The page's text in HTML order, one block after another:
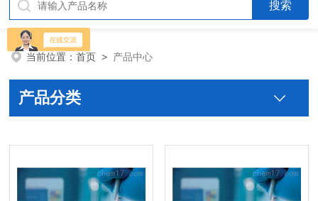
当前位置：首页 > 产品中心
产品分类